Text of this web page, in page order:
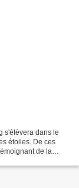
s'élèvera dans le
étoiles. De ces
de la